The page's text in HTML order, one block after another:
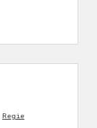
Regie